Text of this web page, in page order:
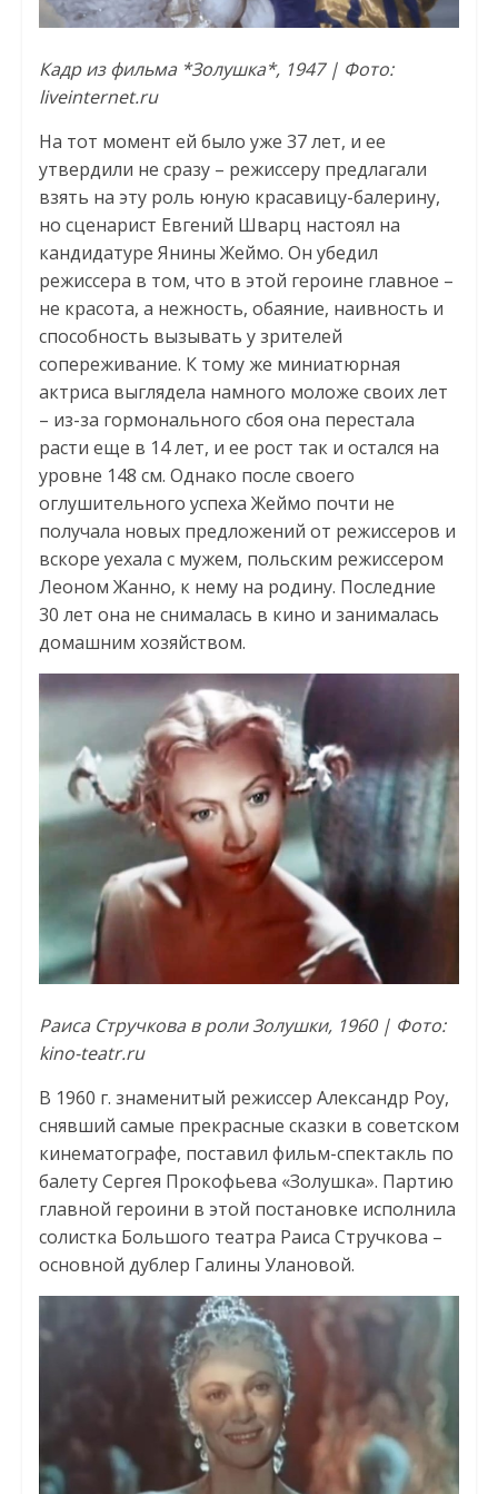
Кадр из фильма *Золушка*, 1947 | Фото:
liveinternet.ru
На тот момент ей было уже 37 лет, и ее
утвердили не сразу – режиссеру предлагали
взять на эту роль юную красавицу-балерину,
но сценарист Евгений Шварц настоял на
кандидатуре Янины Жеймо. Он убедил
режиссера в том, что в этой героине главное –
не красота, а нежность, обаяние, наивность и
способность вызывать у зрителей
сопереживание. К тому же миниатюрная
актриса выглядела намного моложе своих лет
– из-за гормонального сбоя она перестала
расти еще в 14 лет, и ее рост так и остался на
уровне 148 см. Однако после своего
оглушительного успеха Жеймо почти не
получала новых предложений от режиссеров и
вскоре уехала с мужем, польским режиссером
Леоном Жанно, к нему на родину. Последние
30 лет она не снималась в кино и занималась
домашним хозяйством.
Раиса Стручкова в роли Золушки, 1960 | Фото:
kino-teatr.ru
В 1960 г. знаменитый режиссер Александр Роу,
снявший самые прекрасные сказки в советском
кинематографе, поставил фильм-спектакль по
балету Сергея Прокофьева «Золушка». Партию
главной героини в этой постановке исполнила
солистка Большого театра Раиса Стручкова –
основной дублер Галины Улановой.